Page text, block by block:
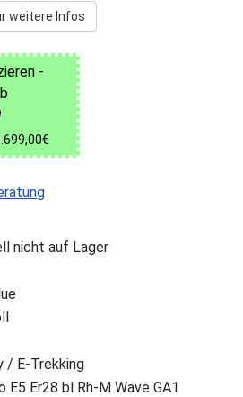
weitere Infos
-
nicht auf Lager
/ E-Trekking
E5 Er28 bl Rh-M Wave GA1